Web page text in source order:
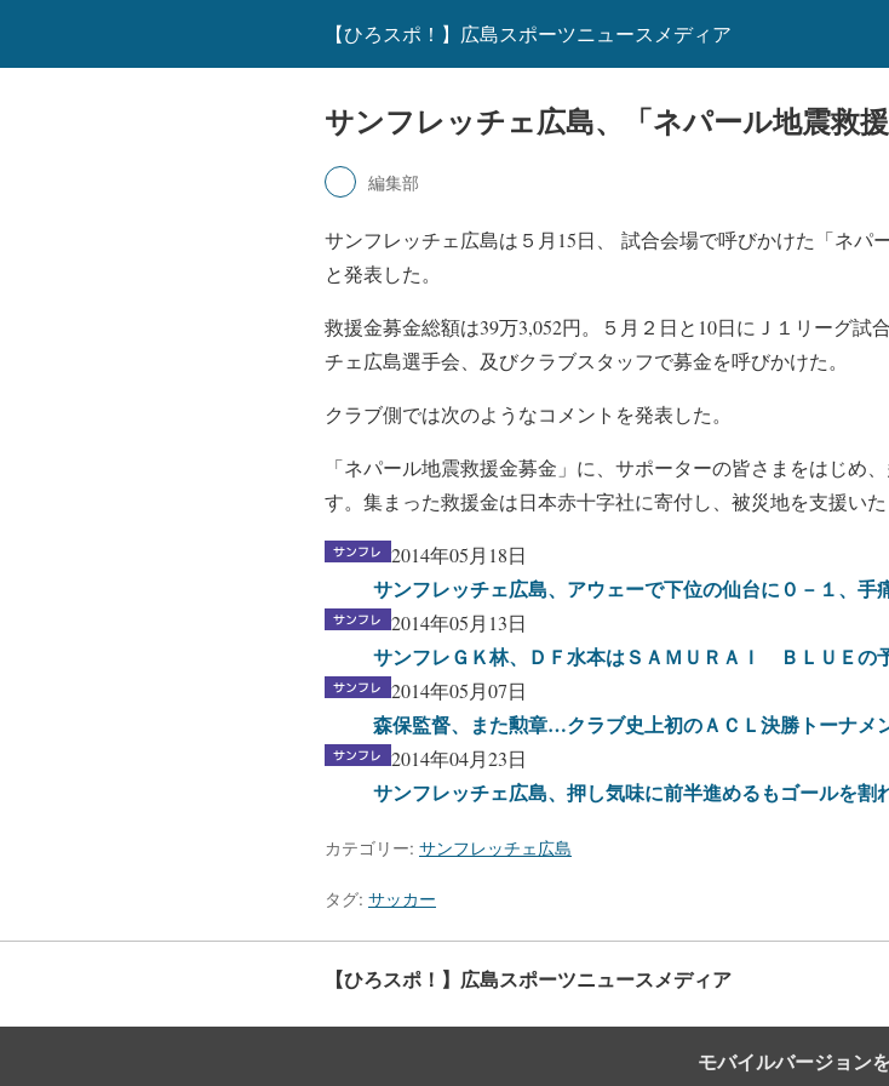
【ひろスポ！】広島スポーツニュースメディア
サンフレッチェ広島、「ネパール地震救
編集部
サンフレッチェ広島は５月15日、 試合会場で呼びかけた「ネパ
と発表した。
救援金募金総額は39万3,052円。５月２日と10日にＪ１リーグ
チェ広島選手会、及びクラブスタッフで募金を呼びかけた。
クラブ側では次のようなコメントを発表した。
「ネパール地震救援金募金」に、サポーターの皆さまをはじめ
す。集まった救援金は日本赤十字社に寄付し、被災地を支援いた
2014年05月18日
サンフレッチェ広島、アウェーで下位の仙台に０－１、手
2014年05月13日
サンフレＧＫ林、ＤＦ水本はＳＡＭＵＲＡＩ ＢＬＵＥの
2014年05月07日
森保監督、また勲章…クラブ史上初のＡＣＬ決勝トーナメ
2014年04月23日
サンフレッチェ広島、押し気味に前半進めるもゴールを割
カテゴリー: サンフレッチェ広島
タグ: サッカー
【ひろスポ！】広島スポーツニュースメディア
モバイルバージョン